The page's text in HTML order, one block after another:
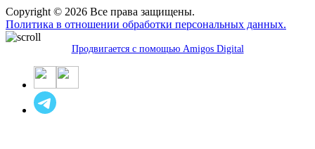
Copyright © 2026 Все права защищены.
Политика в отношении обработки персональных данных.
Продвигается с помощью Amigos Digital